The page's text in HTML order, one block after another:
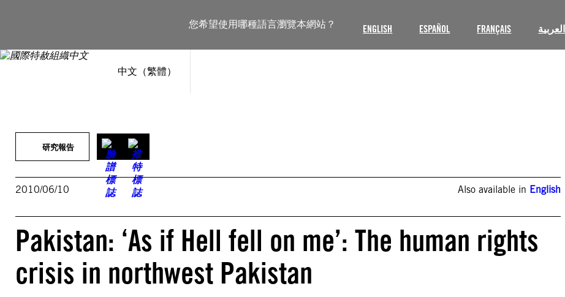
您希望使用哪種語言瀏覽本網站？ ENGLISH ESPAÑOL FRANÇAIS العربية
中文（繁體）
內
研究報告
2010/06/10 Also available in English
Pakistan: ‘As if Hell fell on me’: The human rights
crisis in northwest Pakistan